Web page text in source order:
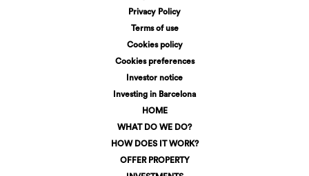
Privacy Policy
Terms of use
Cookies policy
Cookies preferences
Investor notice
Investing in Barcelona
HOME
WHAT DO WE DO?
HOW DOES IT WORK?
OFFER PROPERTY